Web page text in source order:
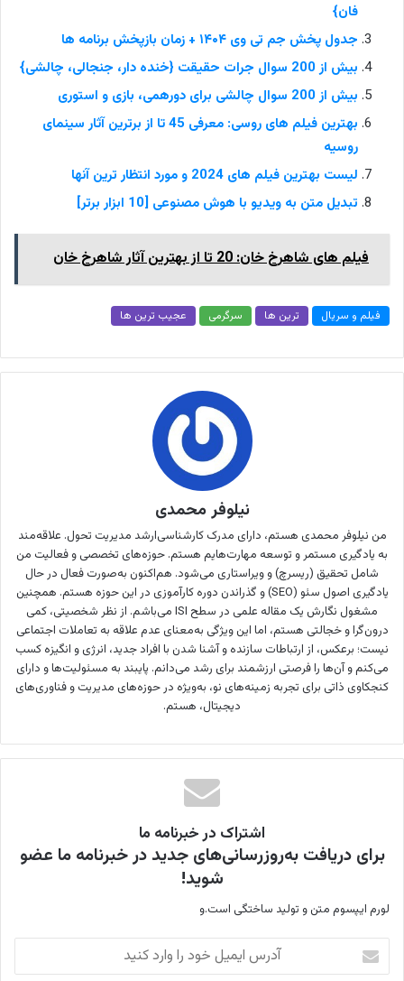
فان}
جدول پخش جم تی وی ۱۴۰۴ + زمان بازپخش برنامه ها
بیش از 200 سوال جرات حقیقت {خنده دار، جنجالی، چالشی}
بیش از 200 سوال چالشی برای دورهمی، بازی و استوری
بهترین فیلم های روسی: معرفی 45 تا از برترین آثار سینمای
روسیه
لیست بهترین فیلم های 2024 و مورد انتظار ترین آنها
تبدیل متن به ویدیو با هوش مصنوعی [10 ابزار برتر]
فیلم های شاهرخ خان: 20 تا از بهترین آثار شاهرخ خان
فیلم و سریال ترین ها سرگرمی عجیب ترین ها
نیلوفر محمدی
من نیلوفر محمدی هستم، دارای مدرک کارشناسی‌ارشد مدیریت تحول. علاقه‌مند
به یادگیری مستمر و توسعه مهارت‌هایم هستم. حوزه‌های تخصصی و فعالیت من
شامل تحقیق (ریسرچ) و ویراستاری می‌شود. هم‌اکنون به‌صورت فعال در حال
یادگیری اصول سئو (SEO) و گذراندن دوره کارآموزی در این حوزه هستم. همچنین
مشغول نگارش یک مقاله علمی در سطح ISI می‌باشم. از نظر شخصیتی، کمی
درون‌گرا و خجالتی هستم، اما این ویژگی به‌معنای عدم علاقه به تعاملات اجتماعی
نیست؛ برعکس، از ارتباطات سازنده و آشنا شدن با افراد جدید، انرژی و انگیزه کسب
می‌کنم و آن‌ها را فرصتی ارزشمند برای رشد می‌دانم. پایبند به مسئولیت‌ها و دارای
کنجکاوی ذاتی برای تجربه زمینه‌های نو، به‌ویژه در حوزه‌های مدیریت و فناوری‌های
دیجیتال، هستم.
اشتراک در خبرنامه ما
برای دریافت به‌روزرسانی‌های جدید در خبرنامه ما عضو
شوید!
لورم ایپسوم متن و تولید ساختگی است.و